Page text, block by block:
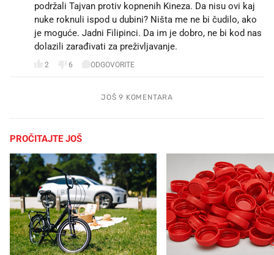
podržali Tajvan protiv kopnenih Kineza. Da nisu ovi kaj
nuke roknuli ispod u dubini? Ništa me ne bi čudilo, ako
je moguće. Jadni Filipinci. Da im je dobro, ne bi kod nas
dolazili zarađivati za preživljavanje.
2 6 ODGOVORITE
JOŠ 9 KOMENTARA
PROČITAJTE JOŠ